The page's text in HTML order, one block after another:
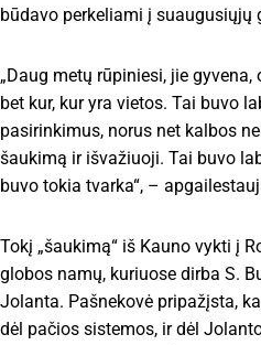
būdavo perkeliami į suaugusiųjų
„Daug metų rūpiniesi, jie gyvena,
bet kur, kur yra vietos. Tai buvo
pasirinkimus, norus net kalbos
šaukimą ir išvažiuoji. Tai buvo
buvo tokia tvarka“, –
Tokį „šaukimą“ iš Kauno vykti į
globos namų, kuriuose dirba S.
Jolanta. Pašnekovė pripažįsta,
dėl pačios sistemos, ir dėl